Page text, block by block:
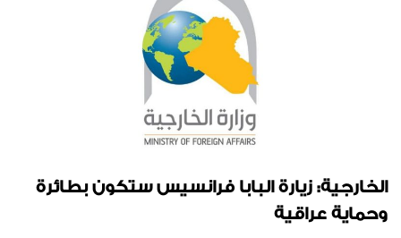
الخارجية: زيارة البابا فرانسيس ستكون بطائرة
وحماية عراقية